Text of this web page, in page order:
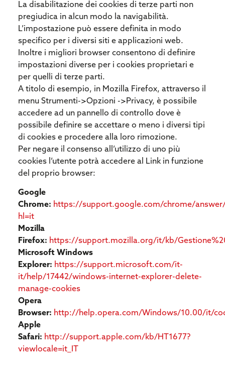
La disabilitazione dei cookies di terze parti non
pregiudica in alcun modo la navigabilità.
L’impostazione può essere definita in modo
specifico per i diversi siti e applicazioni web.
Inoltre i migliori browser consentono di definire
impostazioni diverse per i cookies proprietari e
per quelli di terze parti.
A titolo di esempio, in Mozilla Firefox, attraverso il
menu Strumenti->Opzioni ->Privacy, è possibile
accedere ad un pannello di controllo dove è
possibile definire se accettare o meno i diversi tipi
di cookies e procedere alla loro rimozione.
Per negare il consenso all’utilizzo di uno più
cookies l’utente potrà accedere al Link in funzione
del proprio browser:
Google
Chrome: https://support.google.com/chrome/
hl=it
Mozilla
Firefox: https://support.mozilla.org/it/kb/
Microsoft Windows
Explorer: https://support.microsoft.com/it-
it/help/17442/windows-internet-explorer-delete-
manage-cookies
Opera
Browser: http://help.opera.com/Windows/10.00/it/
Apple
Safari: http://support.apple.com/kb/HT1677?
viewlocale=it_IT